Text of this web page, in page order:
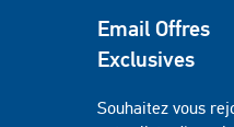
Email Offres
Exclusives
Souhaitez vous